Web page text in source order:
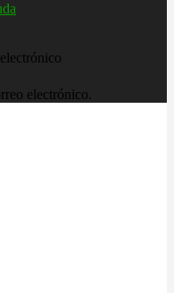
electrónico.